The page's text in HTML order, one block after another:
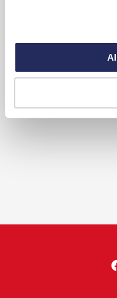
Waarom doet Het
Wat is het klimaat
Facebook